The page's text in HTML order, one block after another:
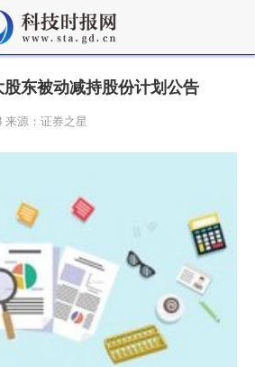
东被动减持股份计划公告
来源：证券之星